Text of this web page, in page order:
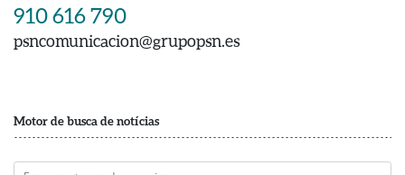
910 616 790
psncomunicacion@grupopsn.es
Motor de busca de notícias